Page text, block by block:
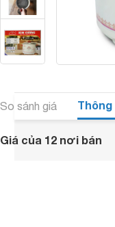
So sánh giá
Giá của 12 nơi bán